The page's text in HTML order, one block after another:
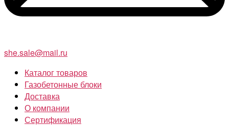
she.sale@mail.ru
Каталог товаров
Газобетонные блоки
Доставка
О компании
Сертификация